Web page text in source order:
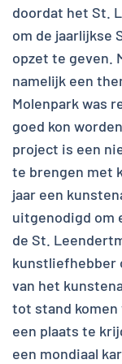
doordat het St.
om de jaarlijkse
opzet te geven.
namelijk een
Molenpark was
goed kon
project is een
te brengen met
jaar een
uitgenodigd om
de St.
kunstliefhebber
van het
tot stand komen
een plaats te
een mondiaal